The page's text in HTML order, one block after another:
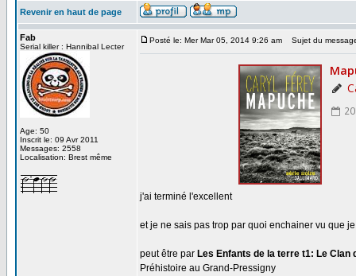
Revenir en haut de page
Fab
Serial killer : Hannibal Lecter
Age: 50
Inscrit le: 09 Avr 2011
Messages: 2558
Localisation: Brest même
Posté le: Mer Mar 05, 2014 9:26 am Sujet du
j'ai terminé l'excellent
et je ne sais pas trop par quoi enchainer vu que
peut être par Les Enfants de la terre t1: Le
Préhistoire au Grand-Pressigny